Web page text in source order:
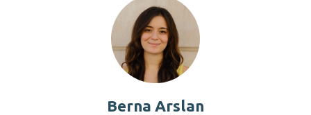
Berna Arslan